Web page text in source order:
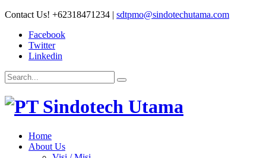
Contact Us! +62318471234 | sdtpmo@sindotechutama.com
Facebook
Twitter
Linkedin
Home
About Us